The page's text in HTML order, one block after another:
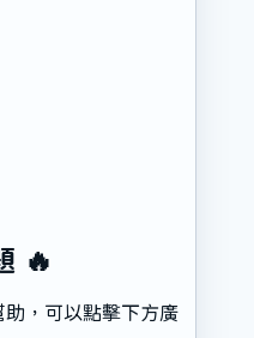
🔥
，可以點擊下方廣